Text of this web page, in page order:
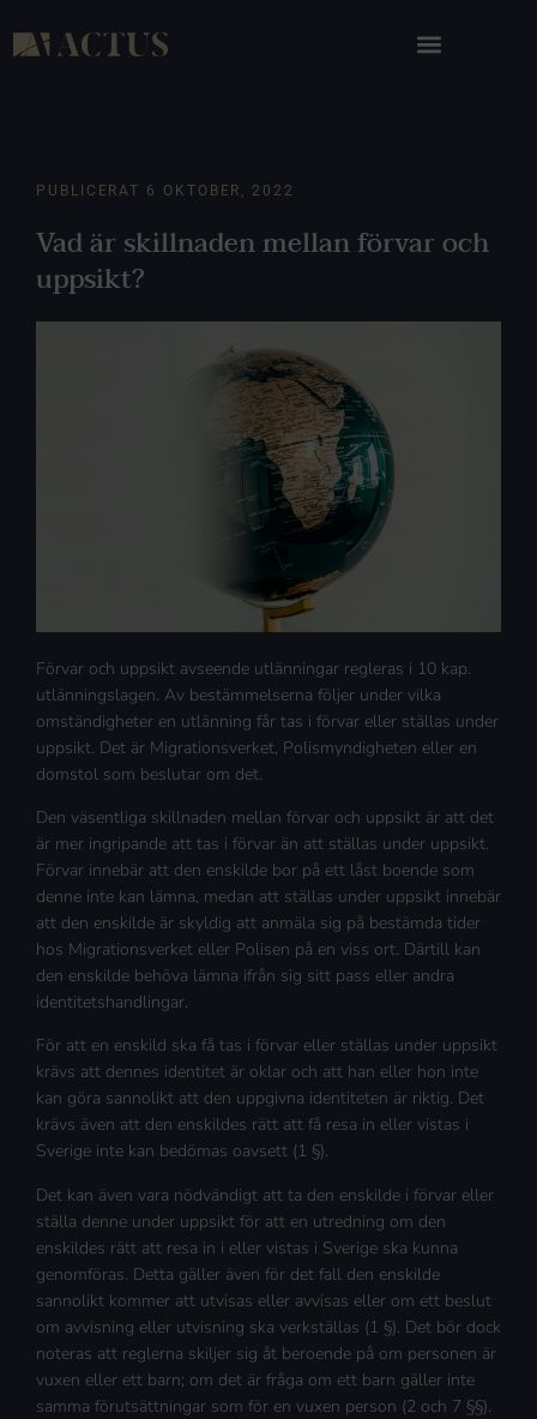
PUBLICERAT 6 OKTOBER, 2022
Vad är skillnaden mellan förvar och
uppsikt?
Förvar och uppsikt avseende utlänningar regleras i 10 kap.
utlänningslagen. Av bestämmelserna följer under vilka
omständigheter en utlänning får tas i förvar eller ställas under
uppsikt. Det är Migrationsverket, Polismyndigheten eller en
domstol som beslutar om det.
Den väsentliga skillnaden mellan förvar och uppsikt är att det
är mer ingripande att tas i förvar än att ställas under uppsikt.
Förvar innebär att den enskilde bor på ett låst boende som
denne inte kan lämna, medan att ställas under uppsikt innebär
att den enskilde är skyldig att anmäla sig på bestämda tider
hos Migrationsverket eller Polisen på en viss ort. Därtill kan
den enskilde behöva lämna ifrån sig sitt pass eller andra
identitetshandlingar.
För att en enskild ska få tas i förvar eller ställas under uppsikt
krävs att dennes identitet är oklar och att han eller hon inte
kan göra sannolikt att den uppgivna identiteten är riktig. Det
krävs även att den enskildes rätt att få resa in eller vistas i
Sverige inte kan bedömas oavsett (1 §).
Det kan även vara nödvändigt att ta den enskilde i förvar eller
ställa denne under uppsikt för att en utredning om den
enskildes rätt att resa in i eller vistas i Sverige ska kunna
genomföras. Detta gäller även för det fall den enskilde
sannolikt kommer att utvisas eller avvisas eller om ett beslut
om avvisning eller utvisning ska verkställas (1 §). Det bör dock
noteras att reglerna skiljer sig åt beroende på om personen är
vuxen eller ett barn; om det är fråga om ett barn gäller inte
samma förutsättningar som för en vuxen person (2 och 7 §§).